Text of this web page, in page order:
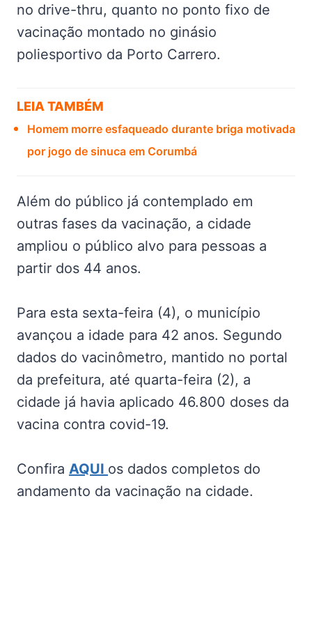
no drive-thru, quanto no ponto fixo de
vacinação montado no ginásio
poliesportivo da Porto Carrero.
LEIA TAMBÉM
Homem morre esfaqueado durante briga motivada
por jogo de sinuca em Corumbá
Além do público já contemplado em
outras fases da vacinação, a cidade
ampliou o público alvo para pessoas a
partir dos 44 anos.
Para esta sexta-feira (4), o município
avançou a idade para 42 anos. Segundo
dados do vacinômetro, mantido no portal
da prefeitura, até quarta-feira (2), a
cidade já havia aplicado 46.800 doses da
vacina contra covid-19.
Confira AQUI os dados completos do
andamento da vacinação na cidade.